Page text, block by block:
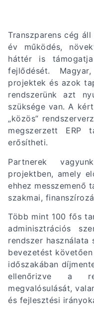
Transzparens cég
év működés,
háttér is
fejlődését.
projektek és azok
rendszerünk azt
szüksége van. A
„közös”
megszerzett ERP
erősítheti.
Partnerek
projektben, amely
ehhez messzemenő
szakmai,
Több mint 100 fős
adminisztrációs
rendszer használata
bevezetést
időszakában
ellenőrizve a
megvalósulását,
és fejlesztési